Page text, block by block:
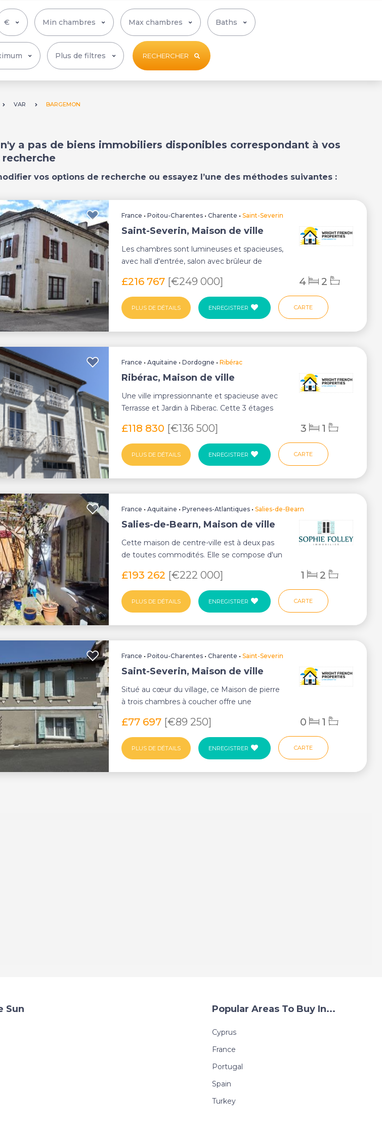
Plus de filtres RECHERCHER
VAR BARGEMON
a pas de biens immobiliers disponibles correspondant à vos
vos options de recherche ou essayez l’une des méthodes suivantes :
France •Poitou-Charentes •Charente •Saint-Severin
Saint-Severin, Maison de ville
Les chambres sont lumineuses et spacieuses,
avec hall d'entrée, salon avec brûleur de
£216 767 [€249 000] 4 2
PLUS DE DÉTAILS ENREGISTRER CARTE
France •Aquitaine •Dordogne •Ribérac
Ribérac, Maison de ville
Une ville impressionnante et spacieuse avec
Terrasse et Jardin à Riberac. Cette 3 étages
£118 830 [€136 500] 3 1
PLUS DE DÉTAILS ENREGISTRER CARTE
France •Aquitaine •Pyrenees-Atlantiques •Salies-de-Bearn
Salies-de-Bearn, Maison de ville
Cette maison de centre-ville est à deux pas
de toutes commodités. Elle se compose d'un
£193 262 [€222 000] 1 2
PLUS DE DÉTAILS ENREGISTRER CARTE
France •Poitou-Charentes •Charente •Saint-Severin
Saint-Severin, Maison de ville
Situé au cœur du village, ce Maison de pierre
à trois chambres à coucher offre une
£77 697 [€89 250] 0 1
PLUS DE DÉTAILS ENREGISTRER CARTE
Sun Popular Areas To Buy In...
Cyprus
France
Portugal
Spain
Turkey